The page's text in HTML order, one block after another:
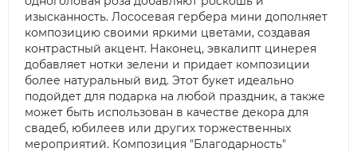
изысканность. Лососевая гербера мини дополняет
композицию своими яркими цветами, создавая
контрастный акцент. Наконец, эвкалипт цинерея
добавляет нотки зелени и придает композиции
более натуральный вид. Этот букет идеально
подойдет для подарка на любой праздник, а также
может быть использован в качестве декора для
свадеб, юбилеев или других торжественных
мероприятий. Композиция "Благодарность"